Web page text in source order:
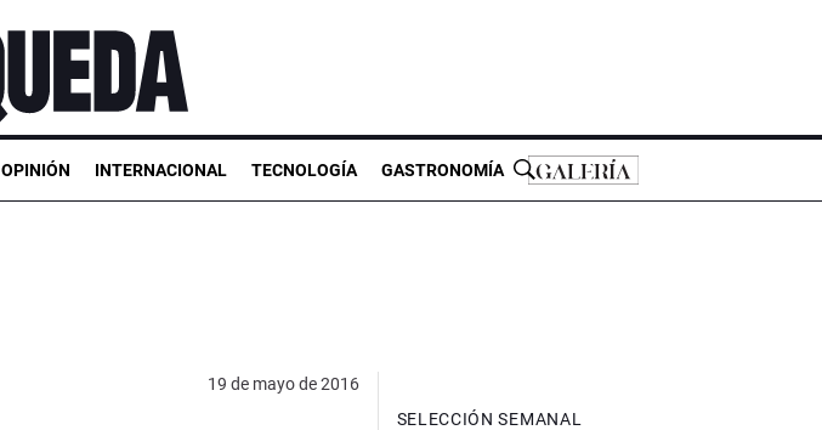
OPINIÓN INTERNACIONAL TECNOLOGÍA GASTRONOMÍA
19 de mayo de 2016
SELECCIÓN SEMANAL